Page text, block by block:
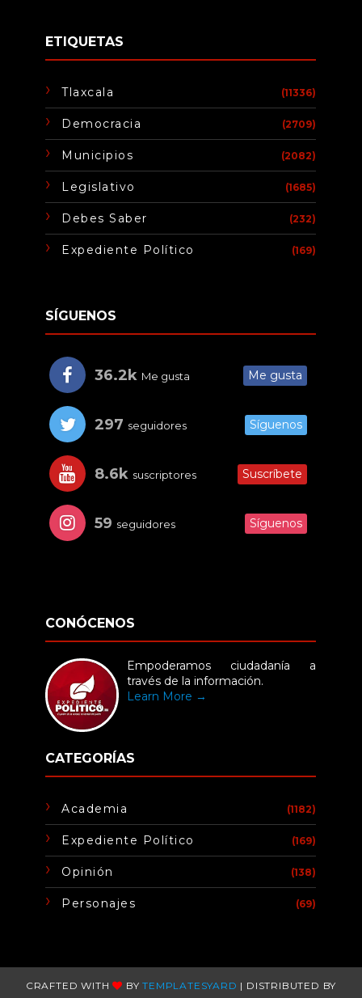
ETIQUETAS
Tlaxcala (11336)
Democracia (2709)
Municipios (2082)
Legislativo (1685)
Debes Saber (232)
Expediente Político (169)
SÍGUENOS
36.2k Me gusta Me gusta
297 seguidores Síguenos
8.6k suscriptores Suscríbete
59 seguidores Síguenos
CONÓCENOS
Empoderamos ciudadanía a
través de la información.
Learn More →
CATEGORÍAS
Academia (1182)
Expediente Político (169)
Opinión (138)
Personajes (69)
CRAFTED WITH BYTEMPLATESYARD | DISTRIBUTED BY